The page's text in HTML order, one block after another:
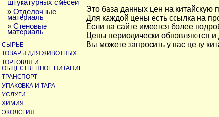
штукатурных смесей
» Отделочные
материалы
» Стеновые
материалы
СЫРЬЕ
ТОВАРЫ ДЛЯ ЖИВОТНЫХ
ТОРГОВЛЯ И
ОБЩЕСТВЕННОЕ ПИТАНИЕ
ТРАНСПОРТ
УПАКОВКА И ТАРА
УСЛУГИ
ХИМИЯ
ЭКОЛОГИЯ
Это база данных цен на китайскую
Для каждой цены есть ссылка на
Если на сайте имеется более
Цены периодически обновляются и
Вы можете запросить у нас цену